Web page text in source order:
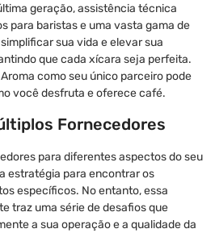
geração, assistência técnica
para baristas e uma vasta gama de
sua vida e elevar sua
que cada xícara seja perfeita.
como seu único parceiro pode
você desfruta e oferece café.
Fornecedores
para diferentes aspectos do seu
estratégia para encontrar os
específicos. No entanto, essa
traz uma série de desafios que
a sua operação e a qualidade da